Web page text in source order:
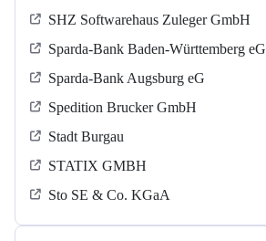
SHZ Softwarehaus Zuleger GmbH
Sparda-Bank Baden-Württemberg eG
Sparda-Bank Augsburg eG
Spedition Brucker GmbH
Stadt Burgau
STATIX GMBH
Sto SE & Co. KGaA